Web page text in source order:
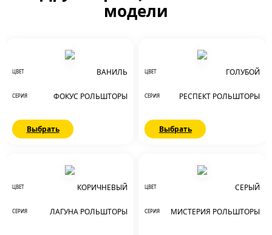
модели
ЦВЕТ ВАНИЛЬ
СЕРИЯ ФОКУС РОЛЬШТОРЫ
Выбрать
ЦВЕТ ГОЛУБОЙ
СЕРИЯ РЕСПЕКТ РОЛЬШТОРЫ
Выбрать
ЦВЕТ КОРИЧНЕВЫЙ
СЕРИЯ ЛАГУНА РОЛЬШТОРЫ
ЦВЕТ СЕРЫЙ
СЕРИЯ МИСТЕРИЯ РОЛЬШТОРЫ